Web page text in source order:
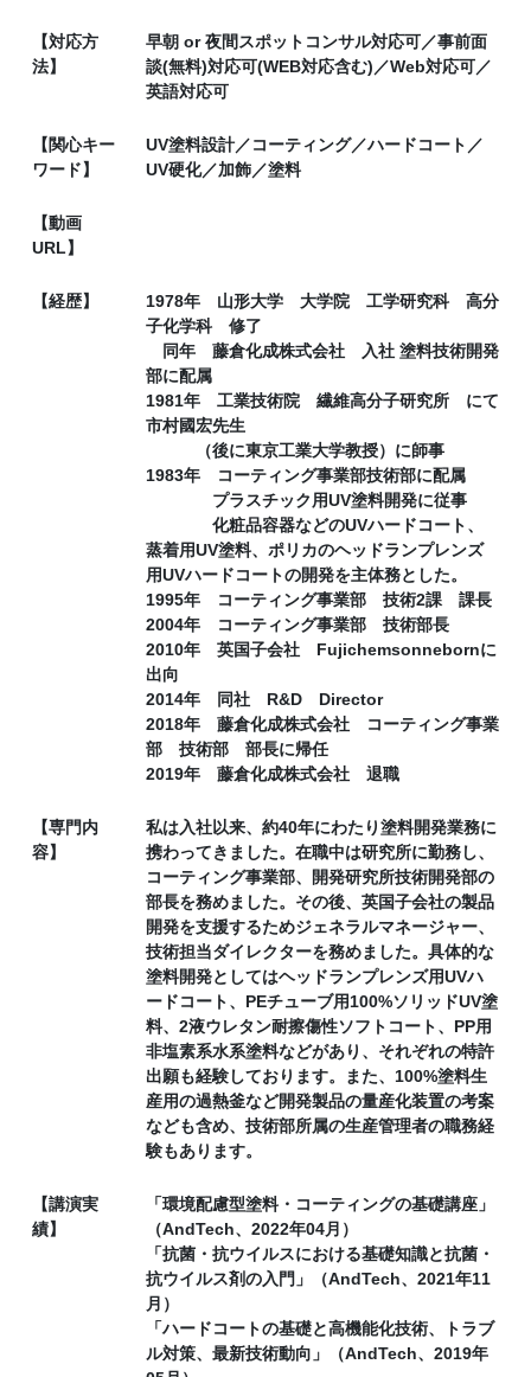
【対応方
法】
早朝 or 夜間スポットコンサル対応可／事前面
談(無料)対応可(WEB対応含む)／Web対応可／
英語対応可
【関心キー
ワード】
UV塗料設計／コーティング／ハードコート／
UV硬化／加飾／塗料
【動画
URL】
【経歴】
1978年 山形大学 大学院 工学研究科 高分
子化学科 修了
同年 藤倉化成株式会社 入社 塗料技術開発
部に配属
1981年 工業技術院 繊維高分子研究所 にて
市村國宏先生
（後に東京工業大学教授）に師事
1983年 コーティング事業部技術部に配属
プラスチック用UV塗料開発に従事
化粧品容器などのUVハードコート、
蒸着用UV塗料、ポリカのヘッドランプレンズ
用UVハードコートの開発を主体務とした。
1995年 コーティング事業部 技術2課 課長
2004年 コーティング事業部 技術部長
2010年 英国子会社 Fujichemsonnebornに
出向
2014年 同社 R&D Director
2018年 藤倉化成株式会社 コーティング事業
部 技術部 部長に帰任
2019年 藤倉化成株式会社 退職
【専門内
容】
私は入社以来、約40年にわたり塗料開発業務に
携わってきました。在職中は研究所に勤務し、
コーティング事業部、開発研究所技術開発部の
部長を務めました。その後、英国子会社の製品
開発を支援するためジェネラルマネージャー、
技術担当ダイレクターを務めました。具体的な
塗料開発としてはヘッドランプレンズ用UVハ
ードコート、PEチューブ用100%ソリッドUV塗
料、2液ウレタン耐擦傷性ソフトコート、PP用
非塩素系水系塗料などがあり、それぞれの特許
出願も経験しております。また、100%塗料生
産用の過熱釜など開発製品の量産化装置の考案
なども含め、技術部所属の生産管理者の職務経
験もあります。
【講演実
績】
「環境配慮型塗料・コーティングの基礎講座」
（AndTech、2022年04月）
「抗菌・抗ウイルスにおける基礎知識と抗菌・
抗ウイルス剤の入門」（AndTech、2021年11
月）
「ハードコートの基礎と高機能化技術、トラブ
ル対策、最新技術動向」（AndTech、2019年